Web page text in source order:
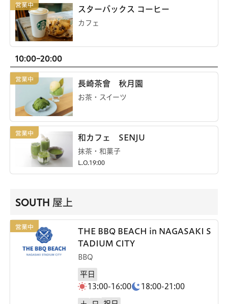
スターバックス コーヒー
カフェ
10:00-20:00
長崎茶會 秋月園
お茶・スイーツ
和カフェ SENJU
抹茶・和菓子
L.O.19:00
SOUTH 屋上
THE BBQ BEACH in NAGASAKI S
TADIUM CITY
BBQ
平日
13:00-16:00
18:00-21:00